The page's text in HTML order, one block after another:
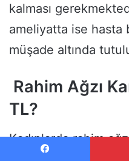
kalması
ameliyatta ise hasta
müşade altında
Rahim Ağzı
TL?
Kadınlarda rahim